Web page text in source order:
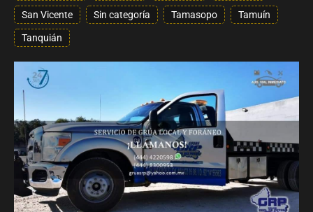
San Vicente Sin categoría Tamasopo Tamuín
Tanquián